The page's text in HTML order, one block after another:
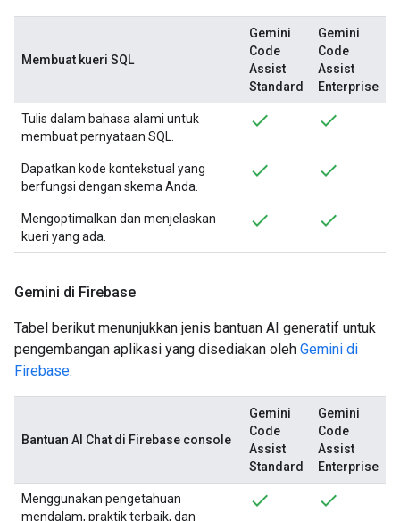
Membuat kueri SQL
Gemini
Code
Assist
Standard
Gemini
Code
Assist
Enterprise
Tulis dalam bahasa alami untuk
membuat pernyataan SQL.
Dapatkan kode kontekstual yang
berfungsi dengan skema Anda.
Mengoptimalkan dan menjelaskan
kueri yang ada.
Gemini di Firebase
Tabel berikut menunjukkan jenis bantuan AI generatif untuk
pengembangan aplikasi yang disediakan oleh Gemini di
Firebase:
Bantuan AI Chat di Firebase console
Gemini
Code
Assist
Standard
Gemini
Code
Assist
Enterprise
Menggunakan pengetahuan
mendalam, praktik terbaik, dan